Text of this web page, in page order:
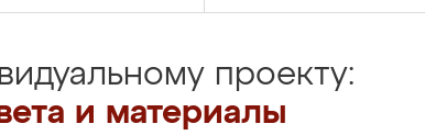
проекту:
и материалы